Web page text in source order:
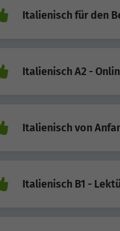
Italienisch für den
Italienisch A2 -
Italienisch von
Italienisch B1 -